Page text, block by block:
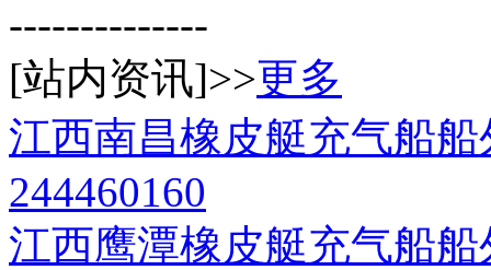
--------------
[站内资讯]>>更多
江西南昌橡皮艇充气船
244460160
江西鹰潭橡皮艇充气船